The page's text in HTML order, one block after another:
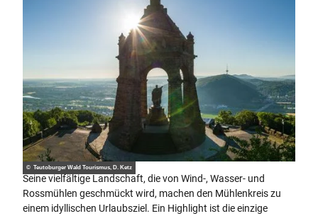
© Teutoburger Wald Tourismus, D. Ketz
Seine vielfältige Landschaft, die von Wind-, Wasser- und
Rossmühlen geschmückt wird, machen den Mühlenkreis zu
einem idyllischen Urlaubsziel. Ein Highlight ist die einzige